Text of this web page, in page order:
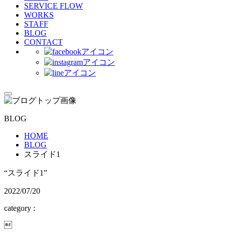
SERVICE FLOW
WORKS
STAFF
BLOG
CONTACT
BLOG
HOME
BLOG
スライド1
“スライド1”
2022/07/20
category :
